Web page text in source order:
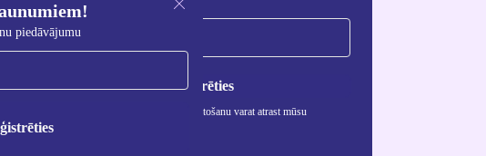
piedāvājumu
Reģistrēties
Informāciju par personas datu izmantošanu varat atrast mūsu
Privātuma politikā